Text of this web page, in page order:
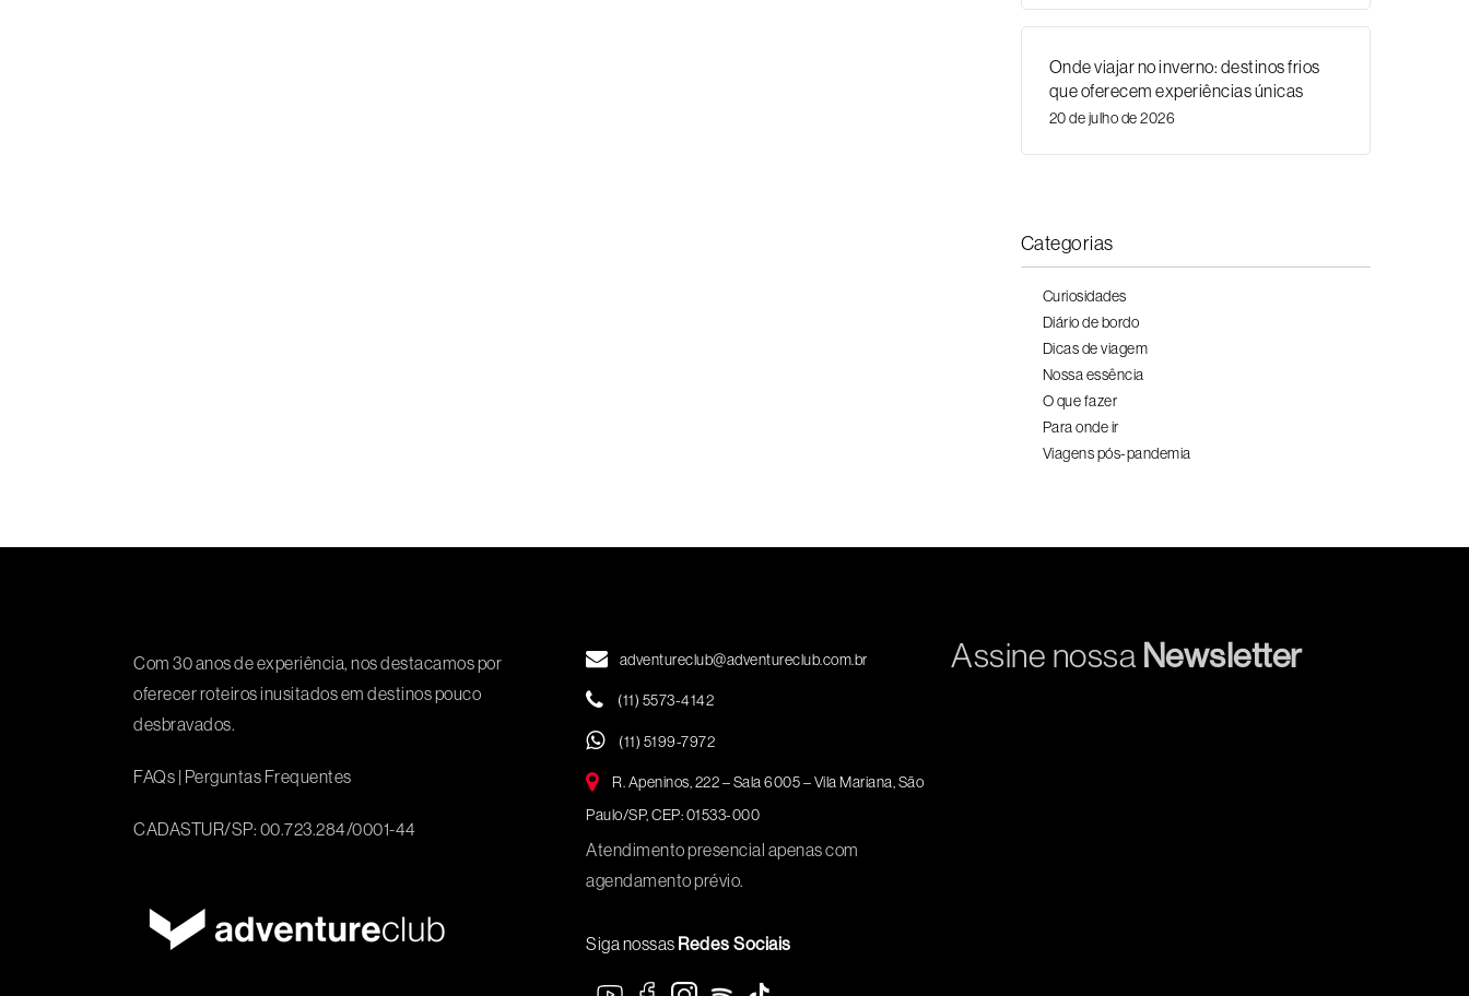
Onde viajar no inverno: destinos frios
que oferecem experiências únicas
20 de julho de 2026
Categorias
Curiosidades
Diário de bordo
Dicas de viagem
Nossa essência
O que fazer
Para onde ir
Viagens pós-pandemia
Com 30 anos de experiência, nos destacamos por
oferecer roteiros inusitados em destinos pouco
desbravados.
FAQs | Perguntas Frequentes
CADASTUR/SP: 00.723.284/0001-44
adventureclub@adventureclub.com.br
(11) 5573-4142
(11) 5199-7972
R. Apeninos, 222 – Sala 6005 – Vila Mariana, São
Paulo/SP, CEP: 01533-000
Atendimento presencial apenas com
agendamento prévio.
Siga nossas Redes Sociais
Assine nossa Newsletter